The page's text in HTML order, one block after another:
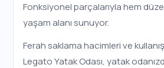
Fonksiyonel parçalarıyla hem
yaşam alanı sunuyor.
Ferah saklama hacimleri ve
Legato Yatak Odası, yatak